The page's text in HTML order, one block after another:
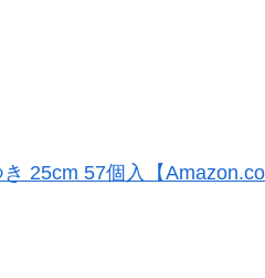
25cm 57個入【